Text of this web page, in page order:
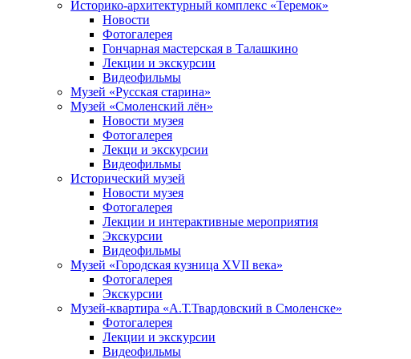
Историко-архитектурный комплекс «Теремок»
Новости
Фотогалерея
Гончарная мастерская в Талашкино
Лекции и экскурсии
Видеофильмы
Музей «Русская старина»
Музей «Смоленский лён»
Новости музея
Фотогалерея
Лекци и экскурсии
Видеофильмы
Исторический музей
Новости музея
Фотогалерея
Лекции и интерактивные мероприятия
Экскурсии
Видеофильмы
Музей «Городская кузница XVII века»
Фотогалерея
Экскурсии
Музей-квартира «А.Т.Твардовский в Смоленске»
Фотогалерея
Лекции и экскурсии
Видеофильмы